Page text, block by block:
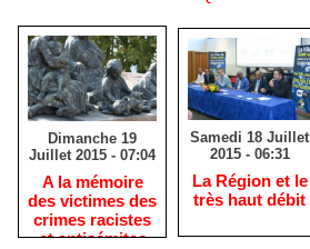
Dimanche 19
Juillet 2015 - 07:04
A la mémoire
des victimes des
crimes racistes
et antisémites
Samedi 18 Juillet
2015 - 06:31
La Région et le
très haut débit